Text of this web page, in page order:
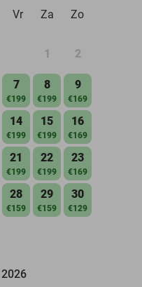
Vr Za Zo
1 2
7
€199
8
€199
9
€169
14
€199
15
€199
16
€169
21
€199
22
€199
23
€169
28
€159
29
€159
30
€129